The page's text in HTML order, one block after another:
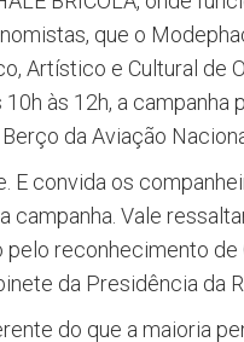
que o
Artístico e Cultural de
às 12h, a campanha
da Aviação
E convida os
campanha. Vale
reconhecimento de
da Presidência da
do que a maioria